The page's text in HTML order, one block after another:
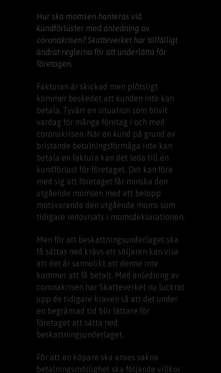
Hur ska momsen hanteras vid
kundförluster med anledning av
coronakrisen? Skatteverket har tillfälligt
ändrat reglerna för att underlätta för
företagen.
Fakturan är skickad men plötsligt
kommer beskedet att kunden inte kan
betala. Tyvärr en situation som blivit
vardag för många företag i och med
coronakrisen. När en kund på grund av
bristande betalningsförmåga inte kan
betala en faktura kan det leda till en
kundförlust för företaget. Det kan föra
med sig att företaget får minska den
utgående momsen med ett belopp
motsvarande den utgående moms som
tidigare redovisats i momsdeklarationen.
Men för att beskattningsunderlaget ska
få sättas ned krävs att säljaren kan visa
att det är sannolikt att denne inte
kommer att få betalt. Med anledning av
coronakrisen har Skatteverket nu luckrat
upp de tidigare kraven så att det under
en begränsad tid blir lättare för
företaget att sätta ned
beskattningsunderlaget.
För att en köpare ska anses sakna
betalningsmöjlighet ska följande villkor